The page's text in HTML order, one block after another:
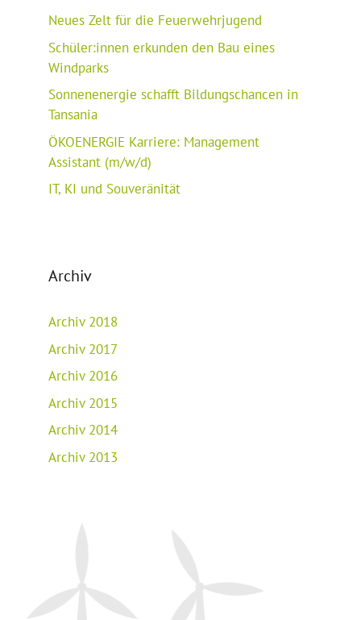
Neues Zelt für die Feuerwehrjugend
Schüler:innen erkunden den Bau eines
Windparks
Sonnenenergie schafft Bildungschancen in
Tansania
ÖKOENERGIE Karriere: Management
Assistant (m/w/d)
IT, KI und Souveränität
Archiv
Archiv 2018
Archiv 2017
Archiv 2016
Archiv 2015
Archiv 2014
Archiv 2013